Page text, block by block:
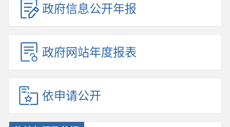
政府信息公开年报
政府网站年度报表
依申请公开